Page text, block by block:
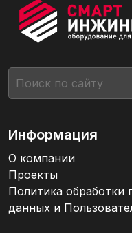
Информация
О компании
Проекты
Политика обработки
данных и